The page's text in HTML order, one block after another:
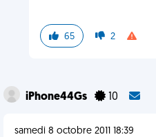
65 2
iPhone44Gs 10
samedi 8 octobre 2011 18:39